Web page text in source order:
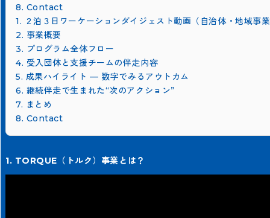
8. Contact
1. ２泊３日ワーケーションダイジェスト動画（自治体・地域事
2. 事業概要
3. プログラム全体フロー
4. 受入団体と支援チームの伴走内容
5. 成果ハイライト — 数字でみるアウトカム
6. 継続伴走で生まれた“次のアクション”
7. まとめ
8. Contact
1. TORQUE（トルク）事業とは？